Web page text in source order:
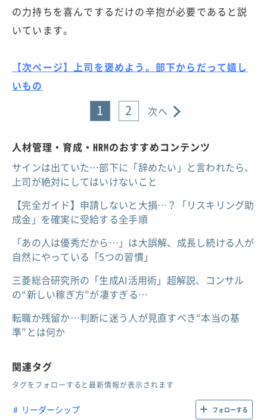
の力持ちを喜んでするだけの辛抱が必要であると説
いています。
【次ページ】上司を褒めよう。部下からだって嬉し
いもの
1 2 次へ
人材管理・育成・HRMのおすすめコンテンツ
サインは出ていた…部下に「辞めたい」と言われたら、
上司が絶対にしてはいけないこと
【完全ガイド】申請しないと大損…？「リスキリング助
成金」を確実に受給する全手順
「あの人は優秀だから…」は大誤解、成長し続ける人が
自然にやっている「5つの習慣」
三菱総合研究所の「生成AI活用術」超解説、コンサル
の“新しい稼ぎ方”が凄すぎる…
転職か残留か…判断に迷う人が見直すべき“本当の基
準”とは何か
関連タグ
タグをフォローすると最新情報が表示されます
リーダーシップ フォローする